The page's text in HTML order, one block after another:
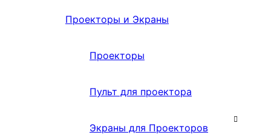
Проекторы и Экраны
Проекторы
Пульт для проектора
Экраны для Проекторов